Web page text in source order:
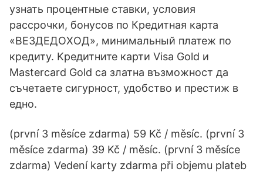
узнать процентные ставки, условия
рассрочки, бонусов по Кредитная карта
«ВЕЗДЕДОХОД», минимальный платеж по
кредиту. Kредитните карти Visa Gold и
Mastercard Gold са златна възможност да
съчетаете сигурност, удобство и престиж в
едно.
(první 3 měsíce zdarma) 59 Kč / měsíc. (první 3
měsíce zdarma) 39 Kč / měsíc. (první 3 měsíce
zdarma) Vedení karty zdarma při objemu plateb